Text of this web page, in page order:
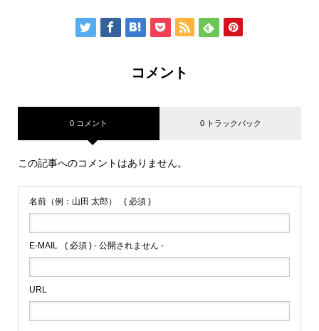
コメント
0 コメント 0 トラックバック
この記事へのコメントはありません。
名前（例：山田 太郎） ( 必須 )
E-MAIL ( 必須 ) - 公開されません -
URL